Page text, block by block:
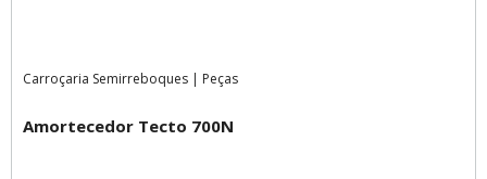
Carroçaria Semirreboques | Peças
Amortecedor Tecto 700N